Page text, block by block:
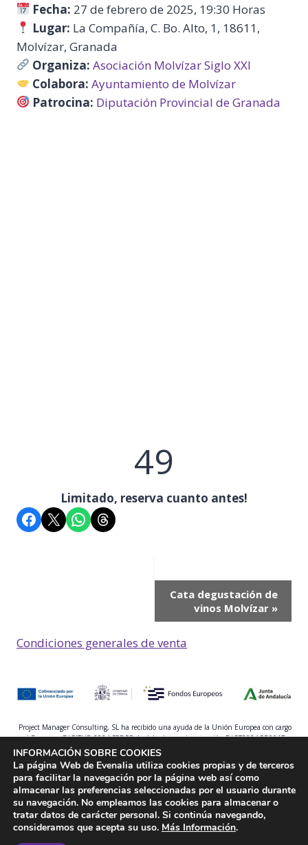
Fecha: 27 de febrero de 2025, 19:30 Horas
Lugar: La Compañía, C. Bo. Alto, 1, 18611,
Molvízar, Granada
Organiza: Asociación Molvízar Siglo XXI
Colabora: Ayuntamiento de Molvízar
Patrocina: Diputación Provincial de Granada
49
Limitado, reserva cuanto antes!
Compartir en Facebook
Compartir en X Compartir en WhatsApp
Share on Threads
Cata degustación de
vinos Molvízar »
Condiciones generales de venta
Project Manager Consulting, SL ha recibido una ayuda de la Unión Europea con cargo
al Programa DIGITUR 2024 FEDER Andalucía para la actuación DIGT2024GR0017
Política de privacidad-Aviso legal-Declaración de
accesibilidad
INFORMACIÓN SOBRE COOKIES
La página Web de Evenalia utiliza cookies propias y de terceros
para facilitar la navegación por la página web así como
almacenar las preferencias seleccionadas por el usuario durante
su navegación. No empleamos las cookies para almacenar o
tratar datos de carácter personal. Si continúa navegando,
consideramos que acepta su uso. Más Información.